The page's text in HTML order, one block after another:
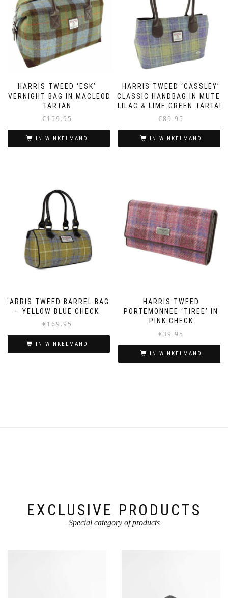
HARRIS TWEED ‘ESK’
OVERNIGHT BAG IN MACLEOD
TARTAN
€159.95
IN WINKELMAND
HARRIS TWEED ‘CASSLEY’
CLASSIC HANDBAG IN MUTED
LILAC & LIME GREEN TARTAN
€89.95
IN WINKELMAND
HARRIS TWEED BARREL BAG
– YELLOW BLUE CHECK
€169.95
IN WINKELMAND
HARRIS TWEED
PORTEMONNEE ‘TIREE’ IN
PINK CHECK
€39.95
IN WINKELMAND
EXCLUSIVE PRODUCTS
Special category of products